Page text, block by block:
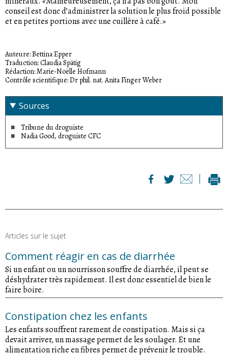
conseil est donc d’administrer la solution le plus froid possible
et en petites portions avec une cuillère à café.»
Auteure: Bettina Epper
Traduction: Claudia Spätig
Rédaction: Marie-Noëlle Hofmann
Contrôle scientifique: Dr phil. nat. Anita Finger Weber
Sources
Tribune du droguiste
Nadia Good, droguiste CFC
Articles sur le sujet
Comment réagir en cas de diarrhée
Si un enfant ou un nourrisson souffre de diarrhée, il peut se
déshydrater très rapidement. Il est donc essentiel de bien le
faire boire.
Constipation chez les enfants
Les enfants souffrent rarement de constipation. Mais si ça
devait arriver, un massage permet de les soulager. Et une
alimentation riche en fibres permet de prévenir le trouble.